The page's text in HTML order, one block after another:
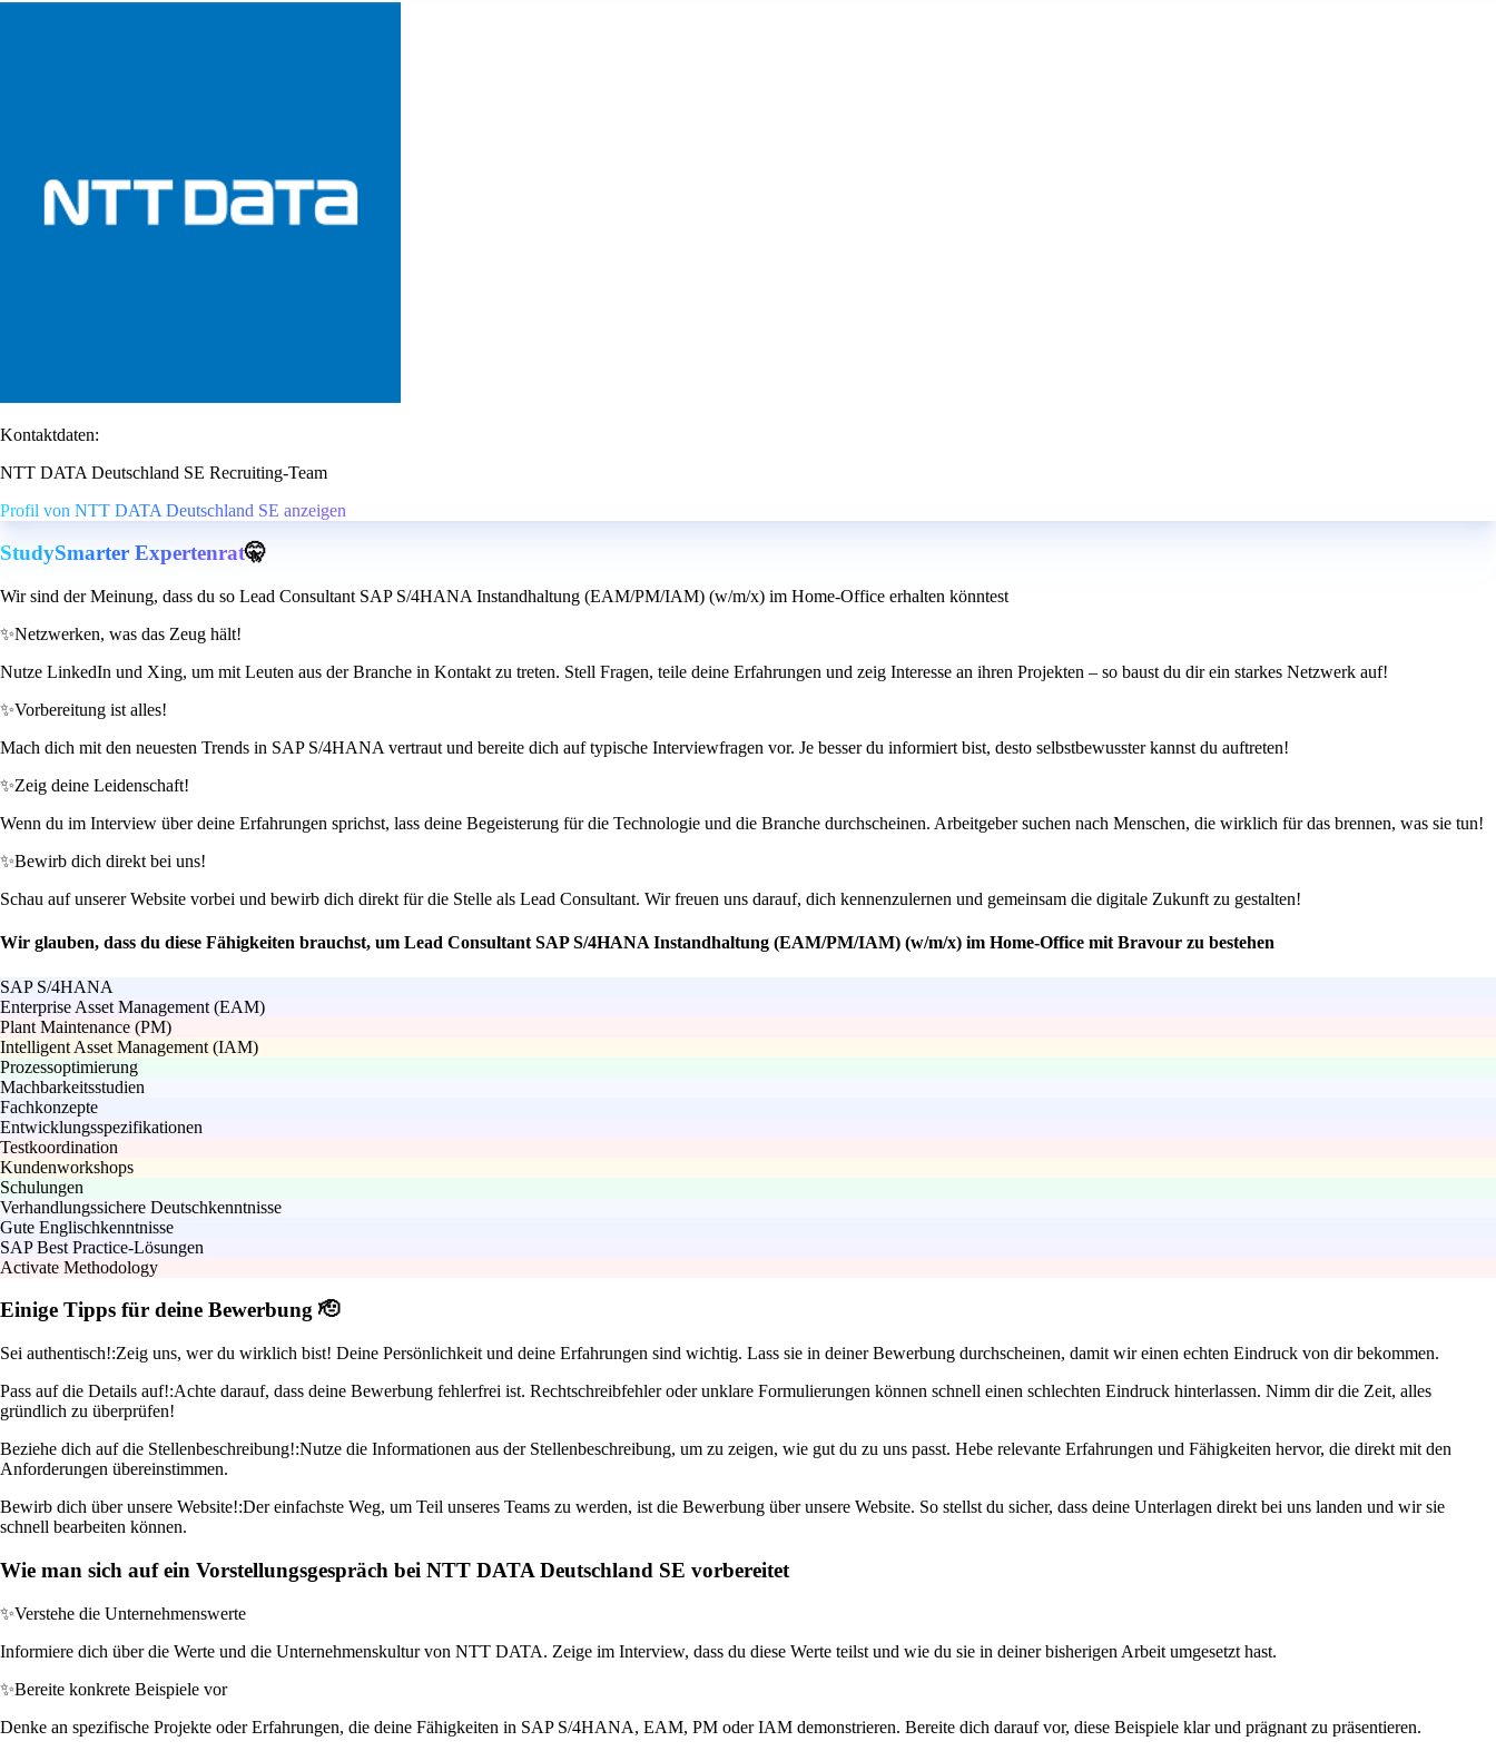
Kontaktdaten:
NTT DATA Deutschland SE Recruiting-Team
Profil von NTT DATA Deutschland SE anzeigen
StudySmarter Expertenrat🤫
Wir sind der Meinung, dass du so Lead Consultant SAP S/4HANA Instandhaltung (EAM/PM/IAM) (w/m/x) im Home-Office erhalten könntest
✨Netzwerken, was das Zeug hält!
Nutze LinkedIn und Xing, um mit Leuten aus der Branche in Kontakt zu treten. Stell Fragen, teile deine Erfahrungen und zeig Interesse an ihren Projekten – so baust du dir ein starkes Netzwerk auf!
✨Vorbereitung ist alles!
Mach dich mit den neuesten Trends in SAP S/4HANA vertraut und bereite dich auf typische Interviewfragen vor. Je besser du informiert bist, desto selbstbewusster kannst du auftreten!
✨Zeig deine Leidenschaft!
Wenn du im Interview über deine Erfahrungen sprichst, lass deine Begeisterung für die Technologie und die Branche durchscheinen. Arbeitgeber suchen nach Menschen, die wirklich für das brennen, was sie tun!
✨Bewirb dich direkt bei uns!
Schau auf unserer Website vorbei und bewirb dich direkt für die Stelle als Lead Consultant. Wir freuen uns darauf, dich kennenzulernen und gemeinsam die digitale Zukunft zu gestalten!
Wir glauben, dass du diese Fähigkeiten brauchst, um Lead Consultant SAP S/4HANA Instandhaltung (EAM/PM/IAM) (w/m/x) im Home-Office mit Bravour zu bestehen
SAP S/4HANA
Enterprise Asset Management (EAM)
Plant Maintenance (PM)
Intelligent Asset Management (IAM)
Prozessoptimierung
Machbarkeitsstudien
Fachkonzepte
Entwicklungsspezifikationen
Testkoordination
Kundenworkshops
Schulungen
Verhandlungssichere Deutschkenntnisse
Gute Englischkenntnisse
SAP Best Practice-Lösungen
Activate Methodology
Einige Tipps für deine Bewerbung 🫡
Sei authentisch!:Zeig uns, wer du wirklich bist! Deine Persönlichkeit und deine Erfahrungen sind wichtig. Lass sie in deiner Bewerbung durchscheinen, damit wir einen echten Eindruck von dir bekommen.
Pass auf die Details auf!:Achte darauf, dass deine Bewerbung fehlerfrei ist. Rechtschreibfehler oder unklare Formulierungen können schnell einen schlechten Eindruck hinterlassen. Nimm dir die Zeit, alles
gründlich zu überprüfen!
Beziehe dich auf die Stellenbeschreibung!:Nutze die Informationen aus der Stellenbeschreibung, um zu zeigen, wie gut du zu uns passt. Hebe relevante Erfahrungen und Fähigkeiten hervor, die direkt mit den
Anforderungen übereinstimmen.
Bewirb dich über unsere Website!:Der einfachste Weg, um Teil unseres Teams zu werden, ist die Bewerbung über unsere Website. So stellst du sicher, dass deine Unterlagen direkt bei uns landen und wir sie
schnell bearbeiten können.
Wie man sich auf ein Vorstellungsgespräch bei NTT DATA Deutschland SE vorbereitet
✨Verstehe die Unternehmenswerte
Informiere dich über die Werte und die Unternehmenskultur von NTT DATA. Zeige im Interview, dass du diese Werte teilst und wie du sie in deiner bisherigen Arbeit umgesetzt hast.
✨Bereite konkrete Beispiele vor
Denke an spezifische Projekte oder Erfahrungen, die deine Fähigkeiten in SAP S/4HANA, EAM, PM oder IAM demonstrieren. Bereite dich darauf vor, diese Beispiele klar und prägnant zu präsentieren.